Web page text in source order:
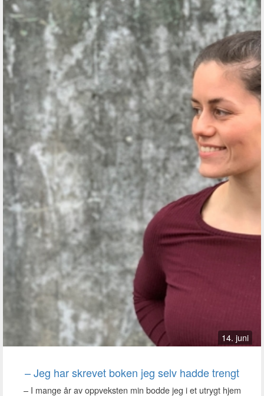
14. juni
– Jeg har skrevet boken jeg selv hadde trengt
– I mange år av oppveksten min bodde jeg i et utrygt hjem